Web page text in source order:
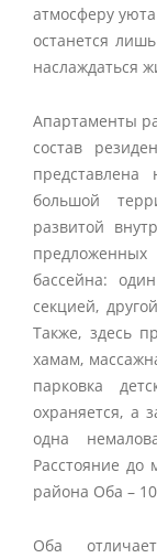
атмосферу
останется
наслаждаться
Апартаменты
состав
представлена
большой
развитой
предложенных
бассейна:
секцией,
Также, здесь
хамам,
парковка
охраняется, а
одна
Расстояние до
района Оба –
Оба